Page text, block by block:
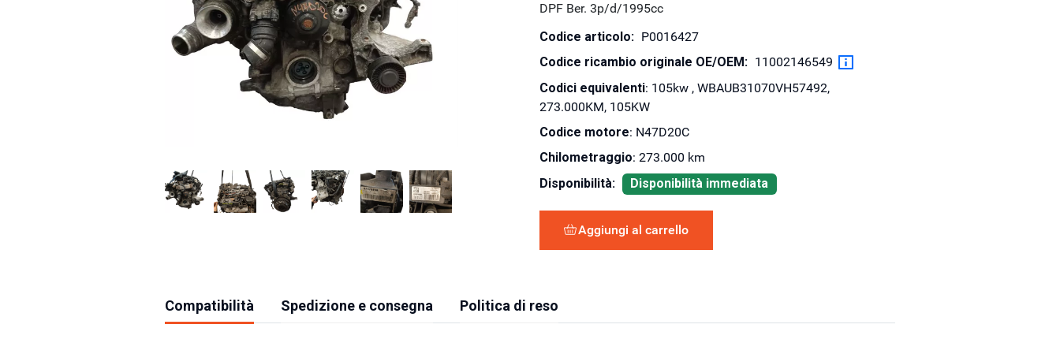
DPF Ber. 3p/d/1995cc
Codice articolo: P0016427
Codice ricambio originale OE/OEM: 11002146549
Codici equivalenti: 105kw , WBAUB31070VH57492,
273.000KM, 105KW
Codice motore: N47D20C
Chilometraggio: 273.000 km
Disponibilità:
Disponibilità immediata
Aggiungi al carrello
Compatibilità Spedizione e consegna Politica di reso